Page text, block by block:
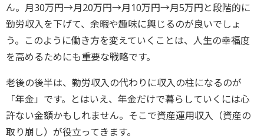
ん。月30万円→月20万円→月10万円→月5万円と段階的に
勤労収入を下げて、余暇や趣味に興じるのが良いでしょ
う。このように働き方を変えていくことは、人生の幸福度
を高めるためにも重要な戦略です。
老後の後半は、勤労収入の代わりに収入の柱になるのが
「年金」です。とはいえ、年金だけで暮らしていくには心
許ない金額かもしれません。そこで資産運用収入（資産の
取り崩し）が役立ってきます。